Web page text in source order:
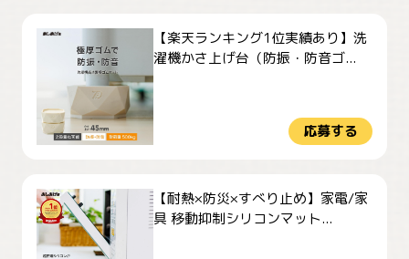
【楽天ランキング1位実績あり】洗
濯機かさ上げ台（防振・防音ゴ...
応募する
【耐熱×防災×すべり止め】家電/家
具 移動抑制シリコンマット...